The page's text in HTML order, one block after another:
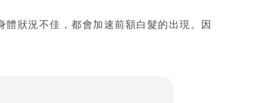
狀況不佳，都會加速前額白髮的出現。因